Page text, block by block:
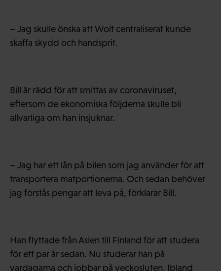
– Jag skulle önska att Wolt centraliserat kunde
skaffa skydd och handsprit.
Bill är rädd för att smittas av coronaviruset,
eftersom de ekonomiska följderna skulle bli
allvarliga om han insjuknar.
– Jag har ett lån på bilen som jag använder för att
transportera matportionerna. Och sedan behöver
jag förstås pengar att leva på, förklarar Bill.
Han flyttade från Asien till Finland för att studera
för ett par år sedan. Nu studerar han på
vardagarna och jobbar på veckosluten. Ibland